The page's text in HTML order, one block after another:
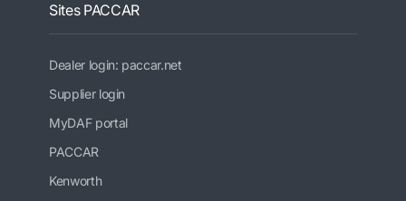
Sites PACCAR
Dealer login: paccar.net
Supplier login
MyDAF portal
PACCAR
Kenworth